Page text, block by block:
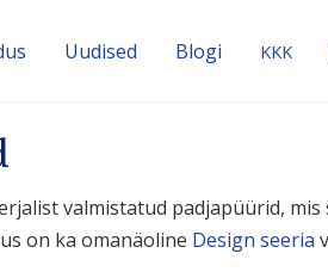
Uudised Blogi KKK
valmis­tatud padja­püürid,
on ka omanäoline Design seeria